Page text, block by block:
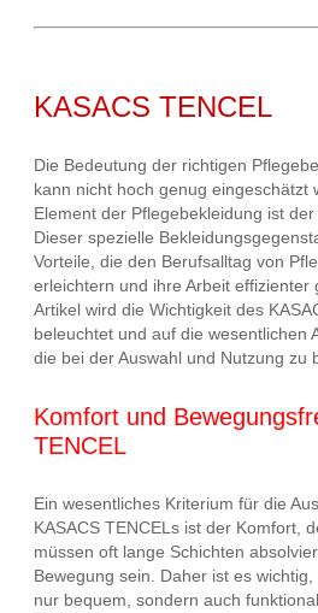
KASACS TENCEL
Die Bedeutung der richtigen
kann nicht hoch genug eingeschätzt
Element der Pflegebekleidung ist der
Dieser spezielle
Vorteile, die den Berufsalltag von
erleichtern und ihre Arbeit effizienter
Artikel wird die Wichtigkeit des
beleuchtet und auf die wesentlichen
die bei der Auswahl und Nutzung zu
Komfort und
TENCEL
Ein wesentliches Kriterium für die
KASACS TENCELs ist der Komfort,
müssen oft lange Schichten
Bewegung sein. Daher ist es
nur bequem, sondern auch